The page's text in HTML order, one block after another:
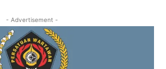
- Advertisement -